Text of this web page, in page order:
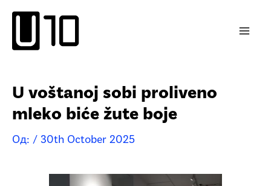
садржај
U voštanoj sobi proliveno
mleko biće žute boje
Од: / 30th October 2025